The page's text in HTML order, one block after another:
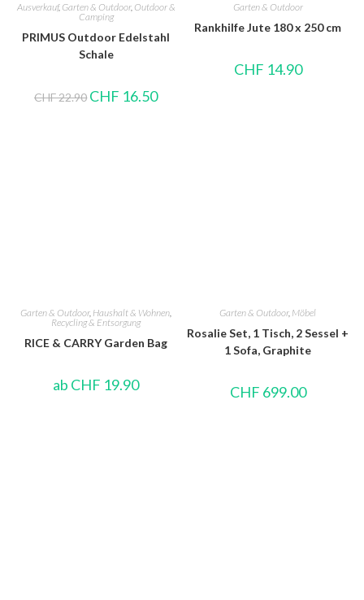
Ausverkauf, Garten & Outdoor, Outdoor &
Camping
PRIMUS Outdoor Edelstahl
Schale
CHF22.90 CHF 16.50
Garten & Outdoor
Rankhilfe Jute 180 x 250 cm
CHF 14.90
Garten & Outdoor, Haushalt & Wohnen
Recycling & Entsorgung
RICE & CARRY Garden Bag
ab CHF 19.90
Garten & Outdoor, Möbel
Rosalie Set, 1 Tisch, 2 Sessel +
1 Sofa, Graphite
CHF 699.00